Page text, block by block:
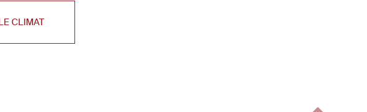
CLIMAT